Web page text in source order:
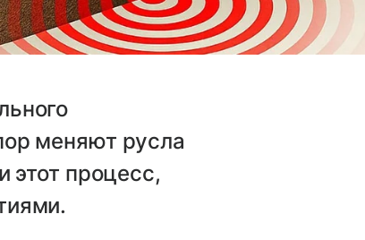
меняют русла
этот процесс,